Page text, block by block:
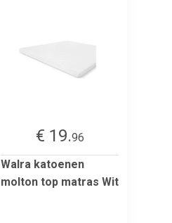
€ 19.96
Walra katoenen
molton top matras Wit